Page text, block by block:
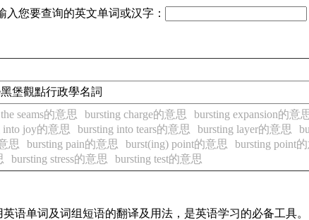
入您要查询的英文单词或汉字：
黑堡觀點行政學名詞
seams的意思 bursting charge的意思 bursting expansion的意
into joy的意思 bursting into tears的意思 bursting layer的意思
思 bursting pain的意思 burst(ing) point的意思 bursting point
bursting stress的意思 bursting test的意思
语单词及词组短语的翻译及用法，是英语学习的必备工具。